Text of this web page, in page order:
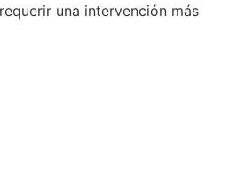
una intervención más